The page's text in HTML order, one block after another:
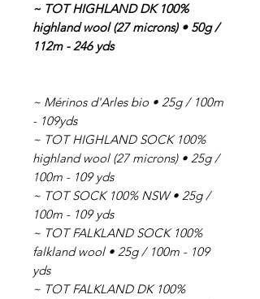
~ TOT HIGHLAND DK 100%
highland wool (27 microns) • 50g /
112m - 246 yds
~ Mérinos d'Arles bio • 25g / 100m
- 109yds
~ TOT HIGHLAND SOCK 100%
highland wool (27 microns) • 25g /
100m - 109 yds
~ TOT SOCK 100% NSW • 25g /
100m - 109 yds
~ TOT FALKLAND SOCK 100%
falkland wool • 25g / 100m - 109
yds
~ TOT FALKLAND DK 100%